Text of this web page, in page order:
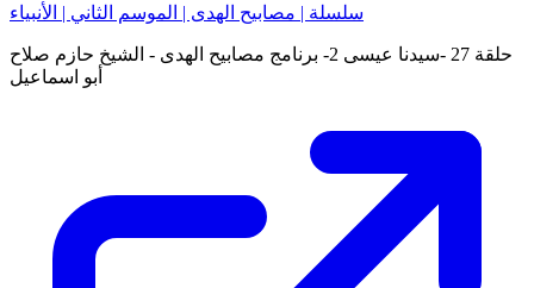
سلسلة | مصابيح الهدى | الموسم الثاني | الأنبياء
حلقة 27 -سيدنا عيسى 2- برنامج مصابيح الهدى - الشيخ حازم صلاح
أبو اسماعيل